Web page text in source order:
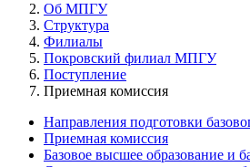
Об МПГУ
Структура
Филиалы
Покровский филиал МПГУ
Поступление
Приемная комиссия
Направления подготовки
Приемная комиссия
Базовое высшее образование и